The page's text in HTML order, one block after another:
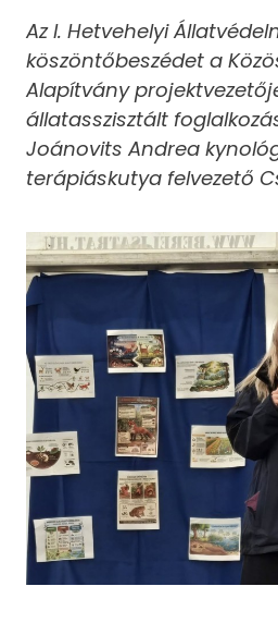
Az I. Hetvehelyi
köszöntőbeszédet a
Alapítvány
állatasszisztált
Joánovits Andrea
terápiáskutya felvezető